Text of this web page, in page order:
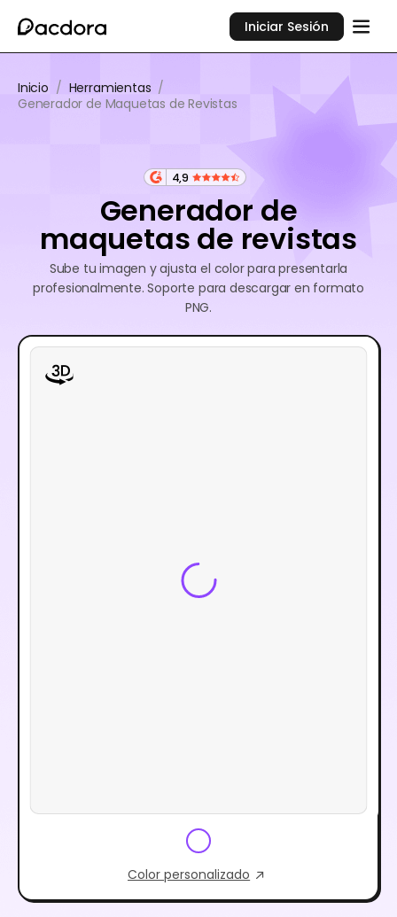
Iniciar Sesión
Inicio / Herramientas /
Generador de Maquetas de Revistas
4,9
Generador de
maquetas de revistas
Sube tu imagen y ajusta el color para presentarla
profesionalmente. Soporte para descargar en formato
PNG.
Color personalizado